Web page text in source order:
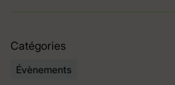
Catégories
Évènements